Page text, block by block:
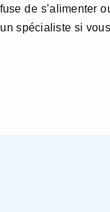
de s’alimenter
spécialiste si